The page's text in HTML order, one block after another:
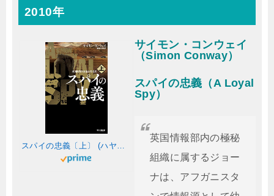
2010年
スパイの忠義〔上〕 (ハヤカワ文庫NV)
サイモン・コンウェイ
（Simon Conway）
スパイの忠義（A Loyal
Spy）
英国情報部内の極秘
組織に属するジョー
ナは、アフガニスタ